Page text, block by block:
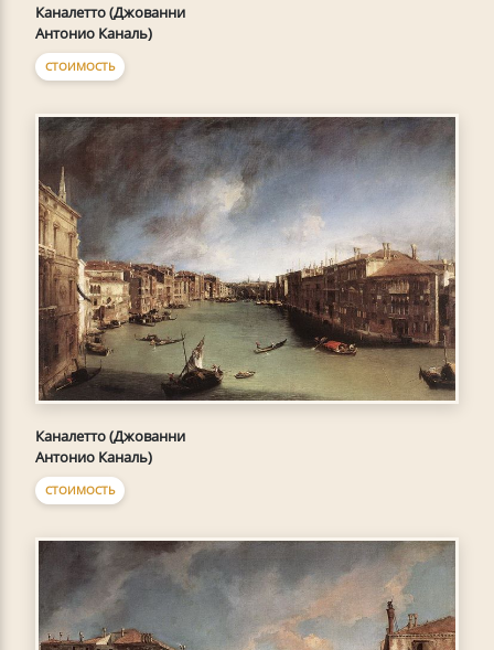
Каналетто (Джованни
Антонио Каналь)
СТОИМОСТЬ
Каналетто (Джованни
Антонио Каналь)
СТОИМОСТЬ